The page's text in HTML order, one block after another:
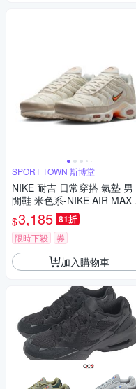
SPORT TOWN 斯博堂
NIKE 耐吉 日常穿搭 氣墊 男
閒鞋 米色系-NIKE AIR MAX
US-DM0032019
$3,185 81折
限時下殺 券
加入購物車